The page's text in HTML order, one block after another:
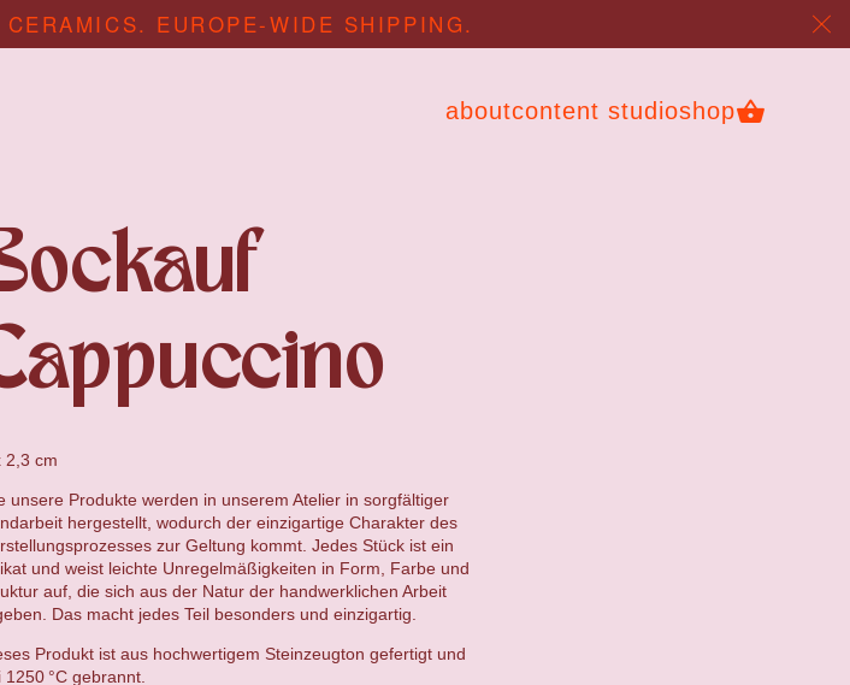
EUROPE-WIDE SHIPPING.
aboutcontent studioshop
2,3 cm
unsere Produkte werden in unserem Atelier in sorgfältiger
hergestellt, wodurch der einzigartige Charakter des
zur Geltung kommt. Jedes Stück ist ein
und weist leichte Unregelmäßigkeiten in Form, Farbe und
auf, die sich aus der Natur der handwerklichen Arbeit
Das macht jedes Teil besonders und einzigartig.
Produkt ist aus hochwertigem Steinzeugton gefertigt und
1250 °C gebrannt.